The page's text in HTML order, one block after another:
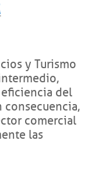
y Turismo
del
consecuencia,
comercial
las